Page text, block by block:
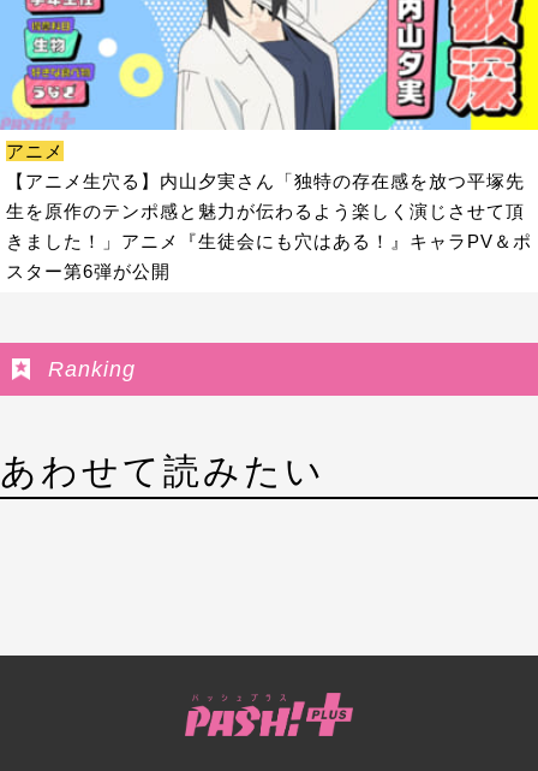
アニメ
【アニメ生穴る】内山夕実さん「独特の存在感を放つ平塚先
生を原作のテンポ感と魅力が伝わるよう楽しく演じさせて頂
きました！」アニメ『生徒会にも穴はある！』キャラPV＆ポ
スター第6弾が公開
Ranking
あわせて読みたい